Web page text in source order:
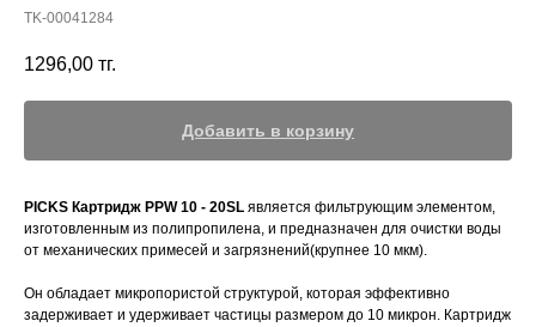
TK-00041284
1296,00 тг.
Добавить в корзину
PICKS Картридж PPW 10 - 20SL является фильтрующим элементом,
изготовленным из полипропилена, и предназначен для очистки воды
от механических примесей и загрязнений(крупнее 10 мкм).
Он обладает микропористой структурой, которая эффективно
задерживает и удерживает частицы размером до 10 микрон. Картридж